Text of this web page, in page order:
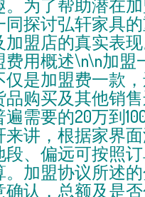
。为了帮助潜在
同探讨弘轩家具
加盟店的真实表
费用概述\n\n加盟
仅是加盟费一款
品购买及其他销
遍需要的20万到
来讲，根据家界
段、偏远可按照
。加盟协议所述
确认，总额及是